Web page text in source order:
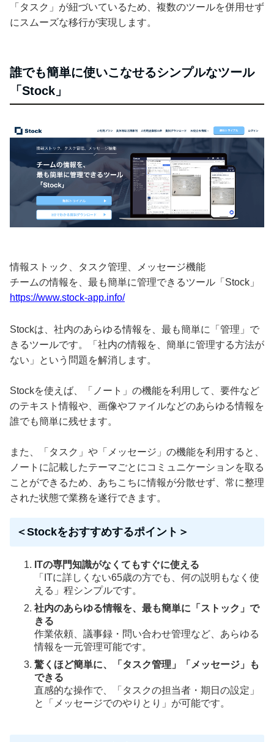
「タスク」が紐づいているため、複数のツールを併用せず
にスムーズな移行が実現します。
誰でも簡単に使いこなせるシンプルなツール
「Stock」
情報ストック、タスク管理、メッセージ機能
チームの情報を、最も簡単に管理できるツール「Stock」
https://www.stock-app.info/
Stockは、社内のあらゆる情報を、最も簡単に「管理」で
きるツールです。「社内の情報を、簡単に管理する方法が
ない」という問題を解消します。
Stockを使えば、「ノート」の機能を利用して、要件など
のテキスト情報や、画像やファイルなどのあらゆる情報を
誰でも簡単に残せます。
また、「タスク」や「メッセージ」の機能を利用すると、
ノートに記載したテーマごとにコミュニケーションを取る
ことができるため、あちこちに情報が分散せず、常に整理
された状態で業務を遂行できます。
＜Stockをおすすめするポイント＞
ITの専門知識がなくてもすぐに使える
「ITに詳しくない65歳の方でも、何の説明もなく使
える」程シンプルです。
社内のあらゆる情報を、最も簡単に「ストック」で
きる
作業依頼、議事録・問い合わせ管理など、あらゆる
情報を一元管理可能です。
驚くほど簡単に、「タスク管理」「メッセージ」も
できる
直感的な操作で、「タスクの担当者・期日の設定」
と「メッセージでのやりとり」が可能です。